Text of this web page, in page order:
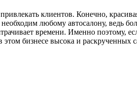
клиентов. Конечно,
любому автосалону, ведь
времени. Именно поэтому,
бизнесе высока и раскрученных